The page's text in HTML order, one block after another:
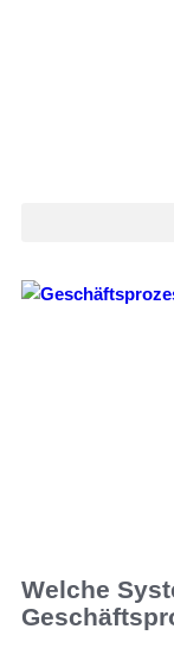
Welche